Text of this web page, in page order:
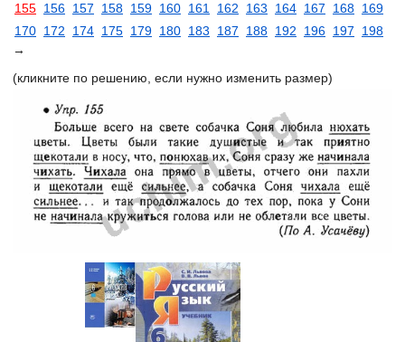
155 156 157 158 159 160 161 162 163 164 167 168 169
170 172 174 175 179 180 183 187 188 192 196 197
198
→
(кликните по решению, если нужно изменить размер)